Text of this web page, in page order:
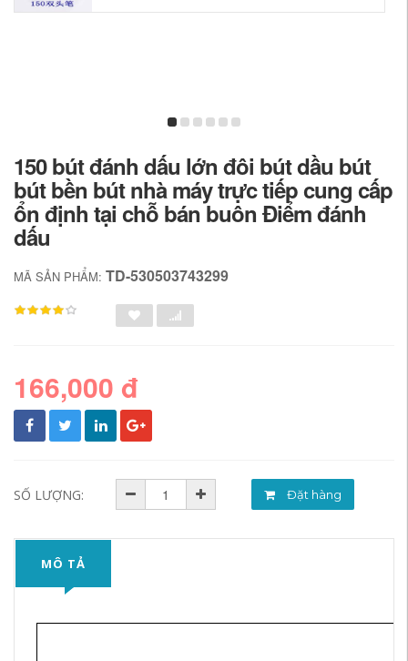
150 bút đánh dấu lớn đôi bút dầu bút
bút bền bút nhà máy trực tiếp cung cấp
ổn định tại chỗ bán buôn Điểm đánh
dấu
MÃ SẢN PHẨM: TD-530503743299
166,000 đ
SỐ LƯỢNG: Đặt hàng
MÔ TẢ